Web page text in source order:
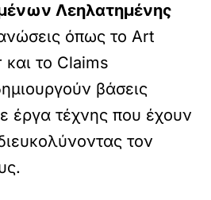
Λεηλατημένης
όπως το Art
το Claims
βάσεις
έργα τέχνης που έχουν
τον